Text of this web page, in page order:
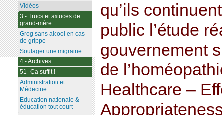
qu’ils
public l’étude
gouvernement
de
Healthcare –
Vidéos
3 - Trucs et astuces de
grand-mère
Grog sans alcool en cas
de grippe
Soulager une migraine
4 - Archives
51- Ça suffit !
Administration et
Médecine
Education nationale &
éducation tout court